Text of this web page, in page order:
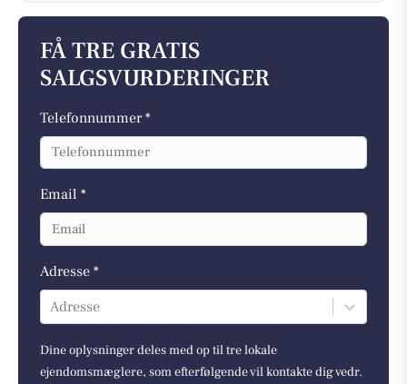
FÅ TRE GRATIS
SALGSVURDERINGER
Telefonnummer *
Email *
Adresse *
Adresse
Dine oplysninger deles med op til tre lokale
ejendomsmæglere, som efterfølgende vil kontakte dig vedr.